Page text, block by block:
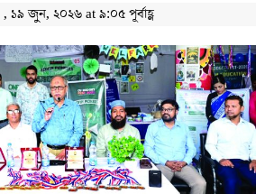
, ১৯ জুন, ২০২৬ at ৯:০৫ পূর্বাহ্ণ